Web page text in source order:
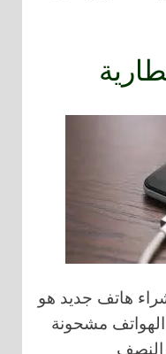
هاتف جديد هو
مشحونة